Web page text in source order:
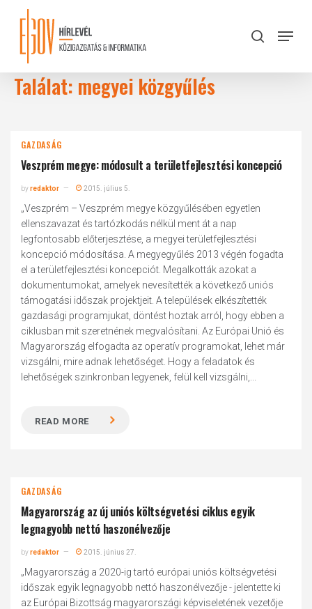
content
search
Menu
Találat: megyei közgyűlés
GAZDASÁG
Veszprém megye: módosult a területfejlesztési koncepció
byredaktor 2015. július 5.
„Veszprém – Veszprém megye közgyűlésében egyetlen
ellenszavazat és tartózkodás nélkül ment át a nap
legfontosabb előterjesztése, a megyei területfejlesztési
koncepció módosítása. A megyegyűlés 2013 végén fogadta
el a területfejlesztési koncepciót. Megalkották azokat a
dokumentumokat, amelyek nevesítették a következő uniós
támogatási időszak projektjeit. A települések elkészítették
gazdasági programjukat, döntést hoztak arról, hogy ebben a
ciklusban mit szeretnének megvalósítani. Az Európai Unió és
Magyarország elfogadta az operatív programokat, lehet már
vizsgálni, mire adnak lehetőséget. Hogy a feladatok és
lehetőségek szinkronban legyenek, felül kell vizsgálni,...
READ MORE
GAZDASÁG
Magyarország az új uniós költségvetési ciklus egyik
legnagyobb nettó haszonélvezője
byredaktor 2015. június 27.
„Magyarország a 2020-ig tartó európai uniós költségvetési
időszak egyik legnagyobb nettó haszonélvezője - jelentette ki
az Európai Bizottság magyarországi képviseletének vezetője
Close